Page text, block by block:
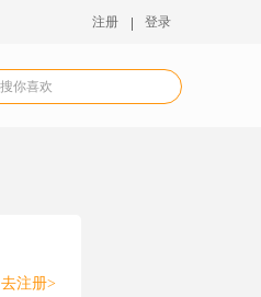
注册 登录
去注册>